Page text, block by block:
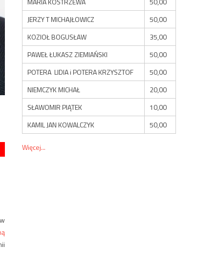
JERZY T MICHAJŁOWICZ
50,00
KOZIOŁ BOGUSŁAW
35,00
PAWEŁ ŁUKASZ ZIEMIAŃSKI
50,00
POTERA LIDIA i POTERA KRZYSZTOF
50,00
NIEMCZYK MICHAŁ
20,00
SŁAWOMIR PIĄTEK
10,00
KAMIL JAN KOWALCZYK
50,00
Więcej...